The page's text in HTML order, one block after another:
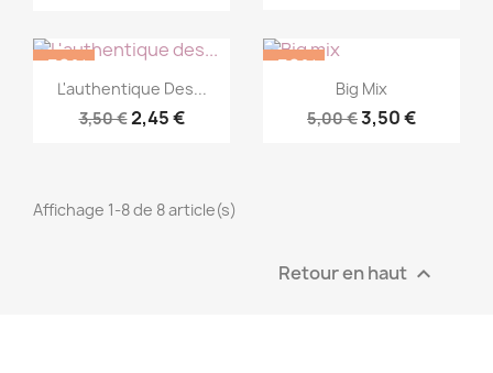
Commander
L'authentique Des...
3,50 €2,45 €
-30%
Commander
Big Mix
5,00 €3,50 €
-30%
Affichage 1-8 de 8 article(s)
Retour en haut 